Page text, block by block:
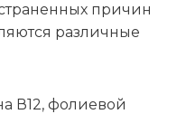
причин
различные
В12, фолиевой